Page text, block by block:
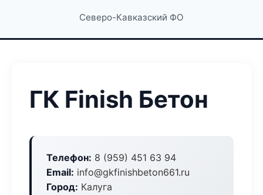
Северо-Кавказский ФО
ГК Finish Бетон
Телефон: 8 (959) 451 63 94
Email: info@gkfinishbeton661.ru
Город: Калуга